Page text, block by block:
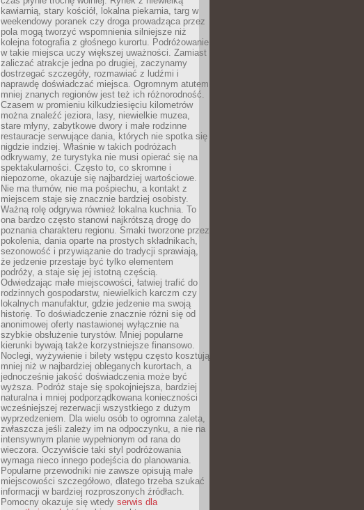
kawiarnią, stary kościół, lokalna piekarnia, targ w
weekendowy poranek czy droga prowadząca przez
pola mogą tworzyć wspomnienia silniejsze niż
kolejna fotografia z głośnego kurortu. Podróżowanie
w takie miejsca uczy większej uważności. Zamiast
zaliczać atrakcje jedna po drugiej, zaczynamy
dostrzegać szczegóły, rozmawiać z ludźmi i
naprawdę doświadczać miejsca. Ogromnym atutem
mniej znanych regionów jest też ich różnorodność.
Czasem w promieniu kilkudziesięciu kilometrów
można znaleźć jeziora, lasy, niewielkie muzea,
stare młyny, zabytkowe dwory i małe rodzinne
restauracje serwujące dania, których nie spotka się
nigdzie indziej. Właśnie w takich podróżach
odkrywamy, że turystyka nie musi opierać się na
spektakularności. Często to, co skromne i
niepozorne, okazuje się najbardziej wartościowe.
Nie ma tłumów, nie ma pośpiechu, a kontakt z
miejscem staje się znacznie bardziej osobisty.
Ważną rolę odgrywa również lokalna kuchnia. To
ona bardzo często stanowi najkrótszą drogę do
poznania charakteru regionu. Smaki tworzone przez
pokolenia, dania oparte na prostych składnikach,
sezonowość i przywiązanie do tradycji sprawiają,
że jedzenie przestaje być tylko elementem
podróży, a staje się jej istotną częścią.
Odwiedzając małe miejscowości, łatwiej trafić do
rodzinnych gospodarstw, niewielkich karczm czy
lokalnych manufaktur, gdzie jedzenie ma swoją
historię. To doświadczenie znacznie różni się od
anonimowej oferty nastawionej wyłącznie na
szybkie obsłużenie turystów. Mniej popularne
kierunki bywają także korzystniejsze finansowo.
Noclegi, wyżywienie i bilety wstępu często kosztują
mniej niż w najbardziej obleganych kurortach, a
jednocześnie jakość doświadczenia może być
wyższa. Podróż staje się spokojniejsza, bardziej
naturalna i mniej podporządkowana konieczności
wcześniejszej rezerwacji wszystkiego z dużym
wyprzedzeniem. Dla wielu osób to ogromna zaleta,
zwłaszcza jeśli zależy im na odpoczynku, a nie na
intensywnym planie wypełnionym od rana do
wieczora. Oczywiście taki styl podróżowania
wymaga nieco innego podejścia do planowania.
Popularne przewodniki nie zawsze opisują małe
miejscowości szczegółowo, dlatego trzeba szukać
informacji w bardziej rozproszonych źródłach.
Pomocny okazuje się wtedy serwis dla